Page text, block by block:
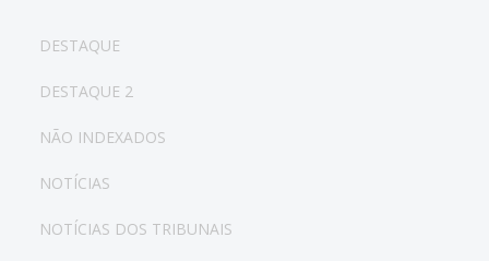
DESTAQUE
DESTAQUE 2
NÃO INDEXADOS
NOTÍCIAS
NOTÍCIAS DOS TRIBUNAIS